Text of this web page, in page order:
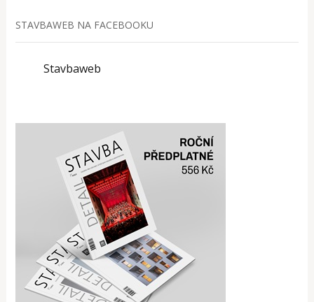
STAVBAWEB NA FACEBOOKU
Stavbaweb